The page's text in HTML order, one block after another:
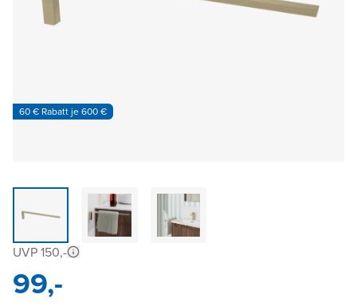
60 € Rabatt je 600 €
UVP 150,-
99,-